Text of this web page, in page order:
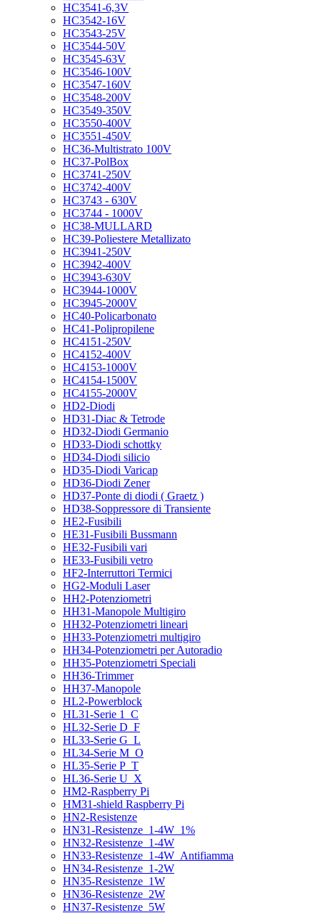
HC3541-6,3V
HC3542-16V
HC3543-25V
HC3544-50V
HC3545-63V
HC3546-100V
HC3547-160V
HC3548-200V
HC3549-350V
HC3550-400V
HC3551-450V
HC36-Multistrato 100V
HC37-PolBox
HC3741-250V
HC3742-400V
HC3743 - 630V
HC3744 - 1000V
HC38-MULLARD
HC39-Poliestere Metallizato
HC3941-250V
HC3942-400V
HC3943-630V
HC3944-1000V
HC3945-2000V
HC40-Policarbonato
HC41-Polipropilene
HC4151-250V
HC4152-400V
HC4153-1000V
HC4154-1500V
HC4155-2000V
HD2-Diodi
HD31-Diac & Tetrode
HD32-Diodi Germanio
HD33-Diodi schottky
HD34-Diodi silicio
HD35-Diodi Varicap
HD36-Diodi Zener
HD37-Ponte di diodi ( Graetz )
HD38-Soppressore di Transiente
HE2-Fusibili
HE31-Fusibili Bussmann
HE32-Fusibili vari
HE33-Fusibili vetro
HF2-Interruttori Termici
HG2-Moduli Laser
HH2-Potenziometri
HH31-Manopole Multigiro
HH32-Potenziometri lineari
HH33-Potenziometri multigiro
HH34-Potenziometri per Autoradio
HH35-Potenziometri Speciali
HH36-Trimmer
HH37-Manopole
HL2-Powerblock
HL31-Serie 1_C
HL32-Serie D_F
HL33-Serie G_L
HL34-Serie M_O
HL35-Serie P_T
HL36-Serie U_X
HM2-Raspberry Pi
HM31-shield Raspberry Pi
HN2-Resistenze
HN31-Resistenze_1-4W_1%
HN32-Resistenze_1-4W
HN33-Resistenze_1-4W_Antifiamma
HN34-Resistenze_1-2W
HN35-Resistenze_1W
HN36-Resistenze_2W
HN37-Resistenze_5W